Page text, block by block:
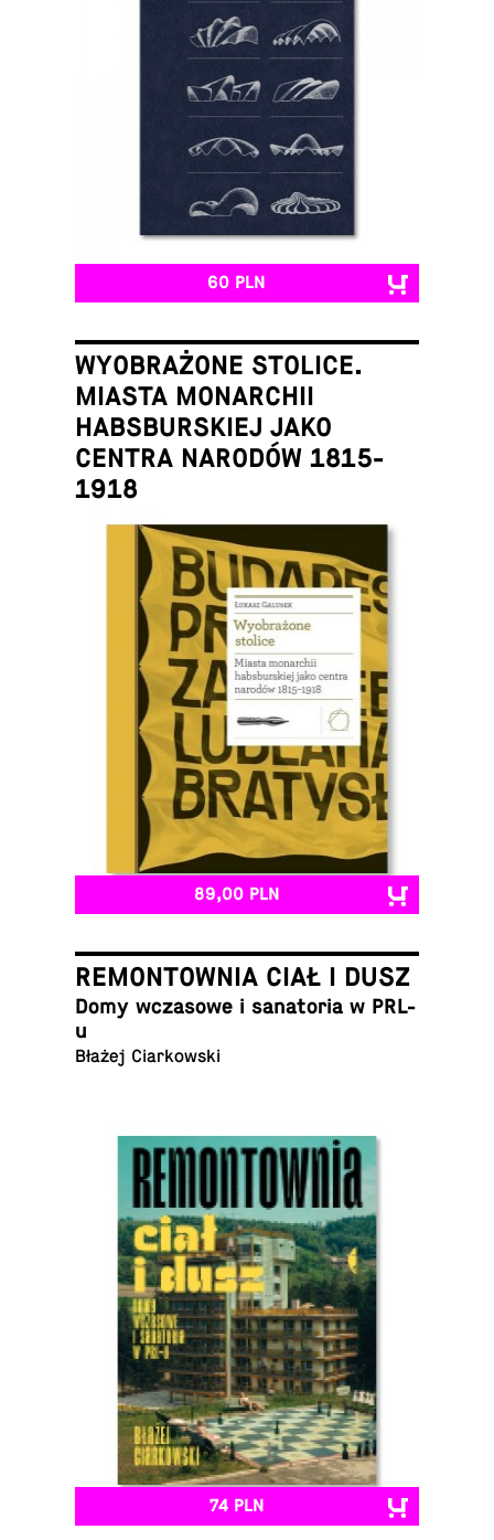
60 PLN
WYOBRAŻONE STOLICE.
MIASTA MONARCHII
HABSBURSKIEJ JAKO
CENTRA NARODÓW 1815-
1918
Łukasz Galusek
89,00 PLN
REMONTOWNIA CIAŁ I DUSZ
Domy wcza­so­we i sa­na­to­ria w PRL-
u
Błażej Ciarkowski
74 PLN